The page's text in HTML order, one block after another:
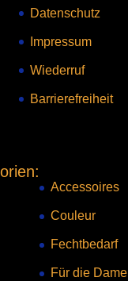
Datenschutz
Impressum
Wiederruf
Barrierefreiheit
Accessoires
Couleur
Fechtbedarf
Für die Dame